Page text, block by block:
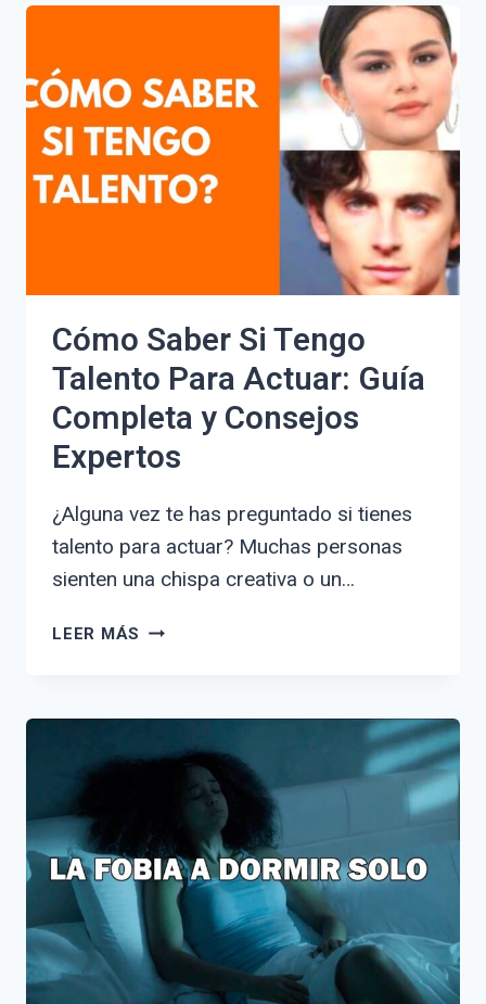
GUÍA
DEFINITIVA
PARA
TRANSFORMAR
TU
Cómo Saber Si Tengo
Talento Para Actuar: Guía
Completa y Consejos
Expertos
¿Alguna vez te has preguntado si tienes
talento para actuar? Muchas personas
sienten una chispa creativa o un…
LEER MÁS CÓMO
PARA
ACTUAR:
COMPLETA
Y
CONSEJOS
EXPERTOS